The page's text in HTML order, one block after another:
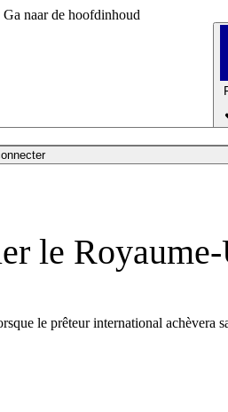
Ga naar de hoofdinhoud
le
le prêteur international achèvera